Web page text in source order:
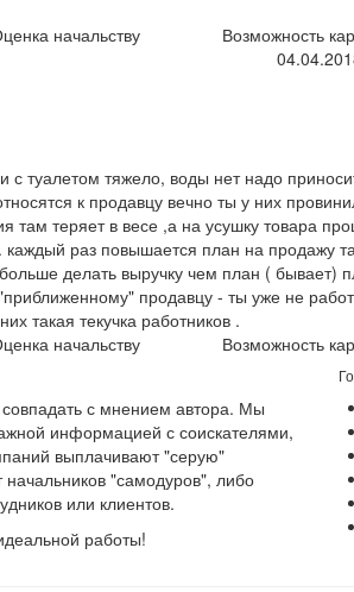
начальству
Возможность
с туалетом тяжело, воды нет надо
к продавцу вечно ты у них
там теряет в весе ,а на усушку товара
раз повышается план на продажу
делать выручку чем план ( бывает)
продавцу - ты уже не
такая текучка работников .
начальству Возможность
с мнением автора. Мы
информацией с соискателями,
выплачивают "серую"
"самодуров", либо
или клиентов.
работы!